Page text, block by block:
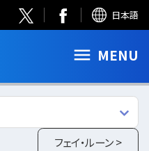
日本語
MENU
フェイ・ルーン >